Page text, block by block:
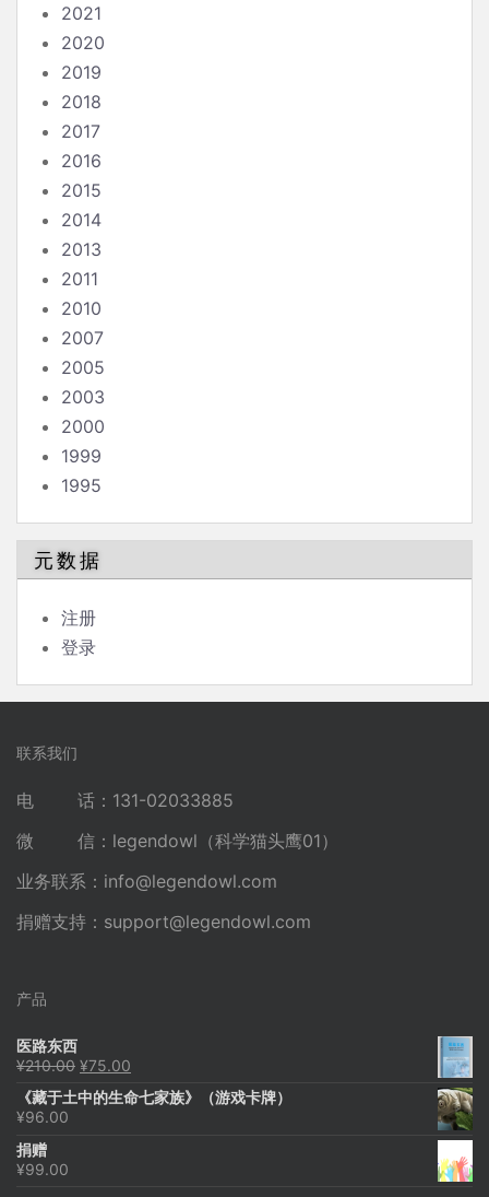
2021
2020
2019
2018
2017
2016
2015
2014
2013
2011
2010
2007
2005
2003
2000
1999
1995
元数据
注册
登录
联系我们
电 话：131-02033885
微 信：legendowl（科学猫头鹰01）
业务联系： info@legendowl.com
捐赠支持： support@legendowl.com
产品
医路东西
¥210.00 原
为：
¥75.00
价
《藏于土中的生命七家族》（游戏卡牌）
¥96.00
捐赠
¥99.00